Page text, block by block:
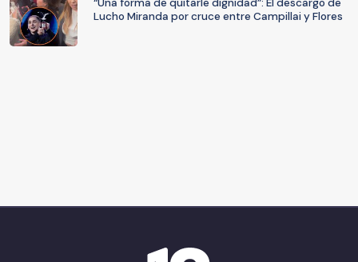
“Una forma de quitarle dignidad”: El descargo de
Lucho Miranda por cruce entre Campillai y Flores